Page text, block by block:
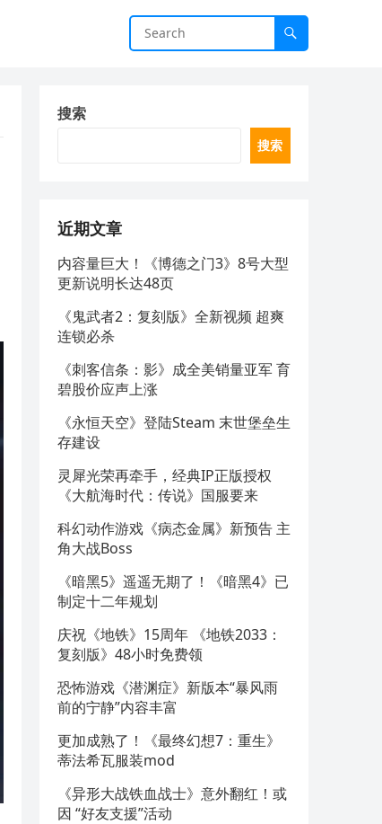
搜索
搜索
近期文章
内容量巨大！《博德之门3》8号大型
更新说明长达48页
《鬼武者2：复刻版》全新视频 超爽
连锁必杀
《刺客信条：影》成全美销量亚军 育
碧股价应声上涨
《永恒天空》登陆Steam 末世堡垒生
存建设
灵犀光荣再牵手，经典IP正版授权
《大航海时代：传说》国服要来
科幻动作游戏《病态金属》新预告 主
角大战Boss
《暗黑5》遥遥无期了！《暗黑4》已
制定十二年规划
庆祝《地铁》15周年 《地铁2033：
复刻版》48小时免费领
恐怖游戏《潜渊症》新版本“暴风雨
前的宁静”内容丰富
更加成熟了！《最终幻想7：重生》
蒂法希瓦服装mod
《异形大战铁血战士》意外翻红！或
因 “好友支援”活动